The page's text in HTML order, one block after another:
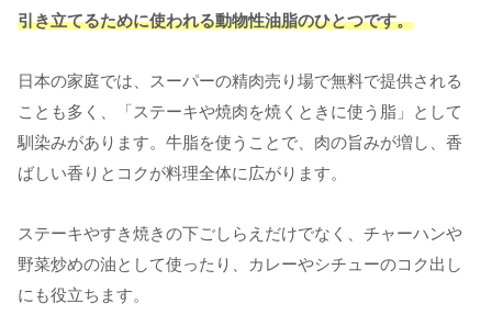
引き立てるために使われる動物性油脂のひとつです。
日本の家庭では、スーパーの精肉売り場で無料で提供される
ことも多く、「ステーキや焼肉を焼くときに使う脂」として
馴染みがあります。牛脂を使うことで、肉の旨みが増し、香
ばしい香りとコクが料理全体に広がります。
ステーキやすき焼きの下ごしらえだけでなく、チャーハンや
野菜炒めの油として使ったり、カレーやシチューのコク出し
にも役立ちます。